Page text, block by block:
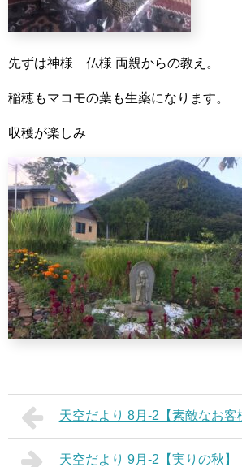
先ずは神様 仏様 両親からの教え。
稲穂もマコモの葉も生薬になります。
収穫が楽しみ
天空だより 8月-2【素敵なお客
天空だより 9月-2【実りの秋】